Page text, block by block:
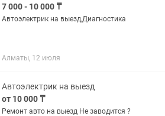
7 000 - 10 000 ₸
Автоэлектрик на выезд,Диагностика
Алматы, 12 июля
Автоэлектрик на выезд
от 10 000 ₸
Ремонт авто на выезд Не заводится ?